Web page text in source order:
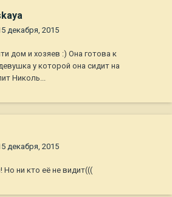
декабря, 2015
дом и хозяев :) Она готова к
у которой она сидит на
Николь...
декабря, 2015
Но ни кто её не видит(((